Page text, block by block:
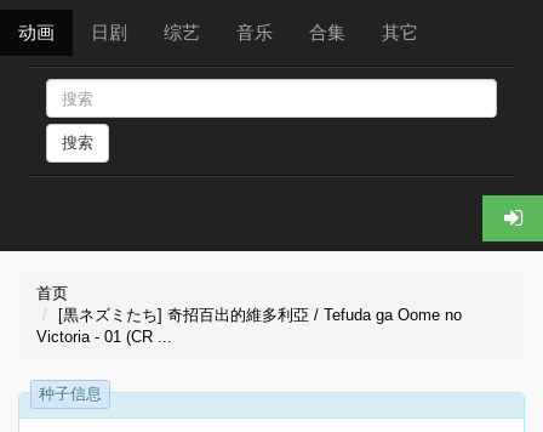
动画 日剧 综艺 音乐 合集 其它
搜索
首页
[黒ネズミたち] 奇招百出的維多利亞 / Tefuda ga Oome no
Victoria - 01 (CR ...
种子信息